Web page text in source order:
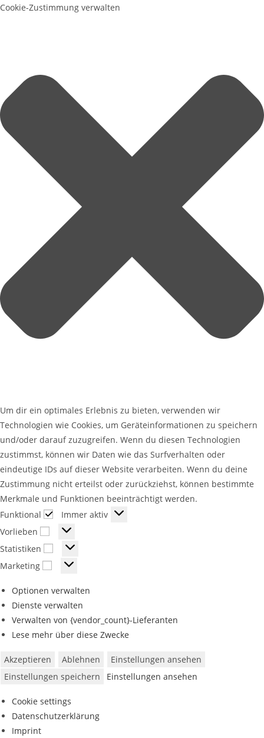
Cookie-Zustimmung verwalten
Um dir ein optimales Erlebnis zu bieten, verwenden wir
Technologien wie Cookies, um Geräteinformationen zu speichern
und/oder darauf zuzugreifen. Wenn du diesen Technologien
zustimmst, können wir Daten wie das Surfverhalten oder
eindeutige IDs auf dieser Website verarbeiten. Wenn du deine
Zustimmung nicht erteilst oder zurückziehst, können bestimmte
Merkmale und Funktionen beeinträchtigt werden.
Funktional
Immer aktiv
Vorlieben
Statistiken
Marketing
Optionen verwalten
Dienste verwalten
Verwalten von {vendor_count}-Lieferanten
Lese mehr über diese Zwecke
Akzeptieren Ablehnen
Einstellungen ansehen
Einstellungen speichern
Einstellungen ansehen
Cookie settings
Datenschutzerklärung
Imprint